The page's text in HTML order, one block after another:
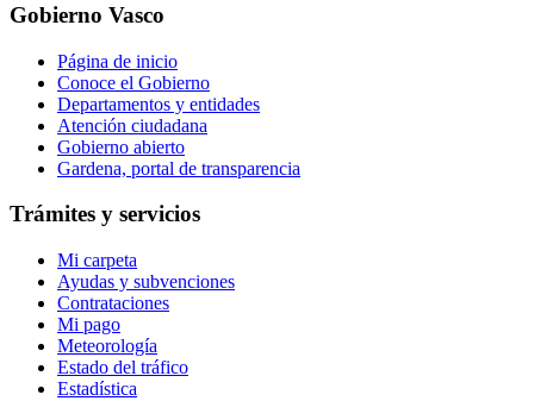
Gobierno Vasco
Página de inicio
Conoce el Gobierno
Departamentos y entidades
Atención ciudadana
Gobierno abierto
Gardena, portal de transparencia
Trámites y servicios
Mi carpeta
Ayudas y subvenciones
Contrataciones
Mi pago
Meteorología
Estado del tráfico
Estadística